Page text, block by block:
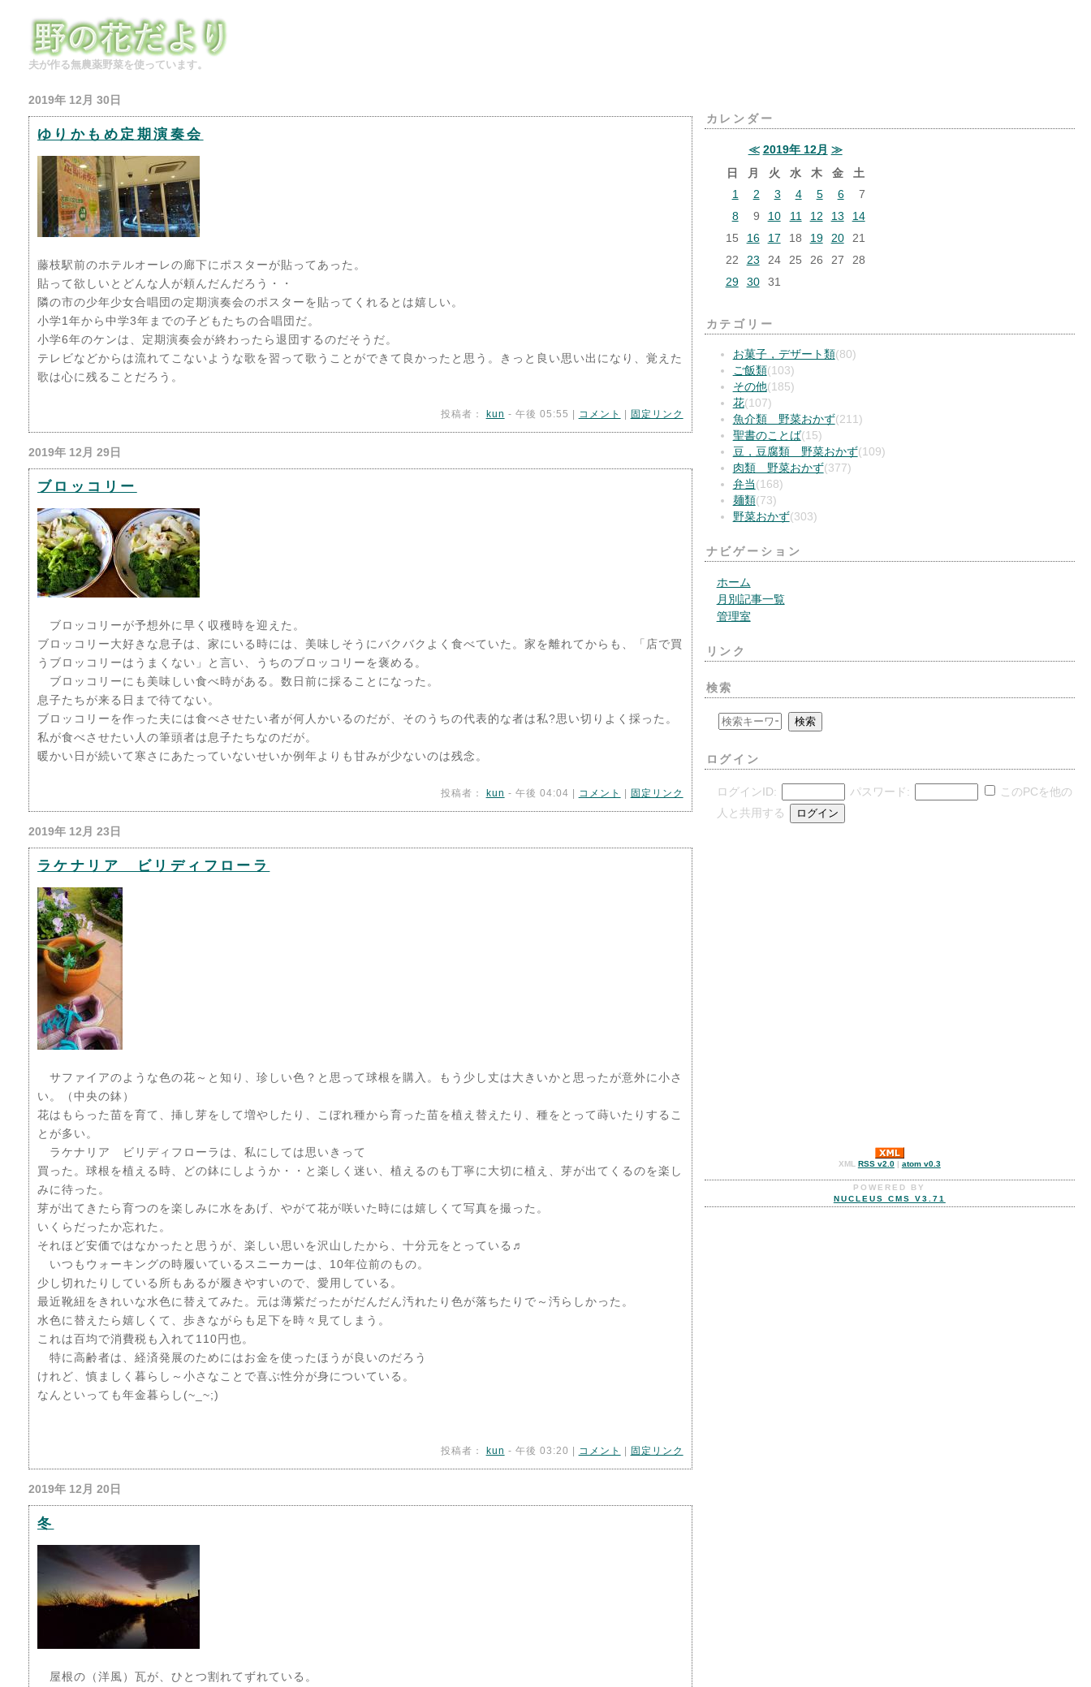
夫が作る無農薬野菜を使っています。
2019年 12月 30日
ゆりかもめ定期演奏会
藤枝駅前のホテルオーレの廊下にポスターが貼ってあった。
貼って欲しいとどんな人が頼んだんだろう・・
隣の市の少年少女合唱団の定期演奏会のポスターを貼ってくれるとは嬉しい。
小学1年から中学3年までの子どもたちの合唱団だ。
小学6年のケンは、定期演奏会が終わったら退団するのだそうだ。
テレビなどからは流れてこないような歌を習って歌うことができて良かったと思う。きっと良い思い出になり、覚えた
歌は心に残ることだろう。
投稿者： kun - 午後 05:55 | コメント 固定リンク
2019年 12月 29日
ブロッコリー
ブロッコリーが予想外に早く収穫時を迎えた。
ブロッコリー大好きな息子は、家にいる時には、美味しそうにバクバクよく食べていた。家を離れてからも、「店で買
うブロッコリーはうまくない」と言い、うちのブロッコリーを褒める。
ブロッコリーにも美味しい食べ時がある。数日前に採ることになった。
息子たちが来る日まで待てない。
ブロッコリーを作った夫には食べさせたい者が何人かいるのだが、そのうちの代表的な者は私?思い切りよく採った。
私が食べさせたい人の筆頭者は息子たちなのだが。
暖かい日が続いて寒さにあたっていないせいか例年よりも甘みが少ないのは残念。
投稿者： kun - 午後 04:04 | コメント 固定リンク
2019年 12月 23日
ラケナリア ビリディフローラ
サファイアのような色の花～と知り、珍しい色？と思って球根を購入。もう少し丈は大きいかと思ったが意外に小さ
い。（中央の鉢）
花はもらった苗を育て、挿し芽をして増やしたり、こぼれ種から育った苗を植え替えたり、種をとって蒔いたりするこ
とが多い。
ラケナリア ビリディフローラは、私にしては思いきって
買った。球根を植える時、どの鉢にしようか・・と楽しく迷い、植えるのも丁寧に大切に植え、芽が出てくるのを楽し
みに待った。
芽が出てきたら育つのを楽しみに水をあげ、やがて花が咲いた時には嬉しくて写真を撮った。
いくらだったか忘れた。
それほど安価ではなかったと思うが、楽しい思いを沢山したから、十分元をとっている♬
いつもウォーキングの時履いているスニーカーは、10年位前のもの。
少し切れたりしている所もあるが履きやすいので、愛用している。
最近靴紐をきれいな水色に替えてみた。元は薄紫だったがだんだん汚れたり色が落ちたりで～汚らしかった。
水色に替えたら嬉しくて、歩きながらも足下を時々見てしまう。
これは百均で消費税も入れて110円也。
特に高齢者は、経済発展のためにはお金を使ったほうが良いのだろう
けれど、慎ましく暮らし～小さなことで喜ぶ性分が身についている。
なんといっても年金暮らし(~_~;)
投稿者： kun - 午後 03:20 | コメント 固定リンク
2019年 12月 20日
冬
屋根の（洋風）瓦が、ひとつ割れてずれている。
カレンダー
≪ 2019年 12月 ≫
日
月 火 水 木 金
土
1
2 3 4 5 6
7
8
9 10 11 12 13
14
15
16 17 18 19 20
21
22
23 24 25 26 27
28
29
30 31
カテゴリー
お菓子，デザート類(80)
ご飯類(103)
その他(185)
花(107)
魚介類 野菜おかず(211)
聖書のことば(15)
豆，豆腐類 野菜おかず(109)
肉類 野菜おかず(377)
弁当 (168)
麺類(73)
野菜おかず(303)
ナビゲーション
ホーム
月別記事一覧
管理室
リンク
検索
ログイン
ログインID: パスワード:
このPCを他の
人と共用する
XML RSS v2.0| atom v0.3
POWERED BY
NUCLEUS CMS V3.71